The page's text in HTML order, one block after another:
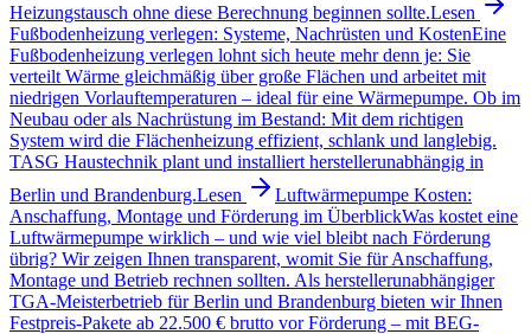
Heizungstausch ohne diese Berechnung beginnen sollte.Lesen
Fußbodenheizung verlegen: Systeme, Nachrüsten und KostenEine
Fußbodenheizung verlegen lohnt sich heute mehr denn je: Sie
verteilt Wärme gleichmäßig über große Flächen und arbeitet mit
niedrigen Vorlauftemperaturen – ideal für eine Wärmepumpe. Ob im
Neubau oder als Nachrüstung im Bestand: Mit dem richtigen
System wird die Flächenheizung effizient, schlank und langlebig.
TASG Haustechnik plant und installiert herstellerunabhängig in
Berlin und Brandenburg.Lesen
Luftwärmepumpe Kosten:
Anschaffung, Montage und Förderung im ÜberblickWas kostet eine
Luftwärmepumpe wirklich – und wie viel bleibt nach Förderung
übrig? Wir zeigen Ihnen transparent, womit Sie für Anschaffung,
Montage und Betrieb rechnen sollten. Als herstellerunabhängiger
TGA-Meisterbetrieb für Berlin und Brandenburg bieten wir Ihnen
Festpreis-Pakete ab 22.500 € brutto vor Förderung – mit BEG-